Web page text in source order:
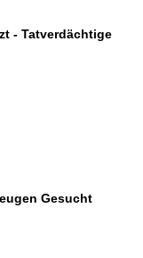
- Tatverdächtige
Gesucht